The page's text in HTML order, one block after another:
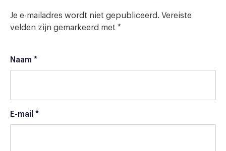
Je e-mailadres wordt niet gepubliceerd. Vereiste
velden zijn gemarkeerd met *
Naam *
E-mail *